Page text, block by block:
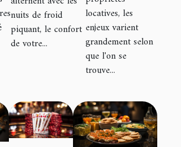
pour votre
domicile
nuits de froid
piquant, le confort
de votre...
locatives, les
enjeux varient
grandement selon
que l'on se
trouve...